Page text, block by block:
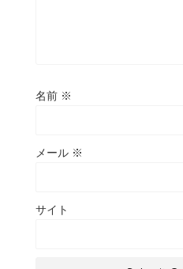
名前 ※
メール ※
サイト